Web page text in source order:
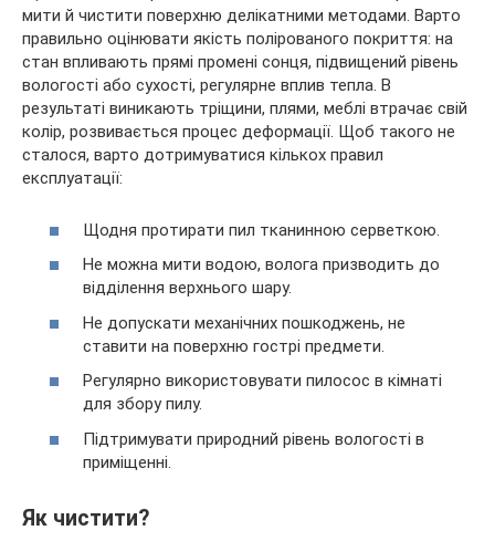
мити й чистити поверхню делікатними методами. Варто
правильно оцінювати якість полірованого покриття: на
стан впливають прямі промені сонця, підвищений рівень
вологості або сухості, регулярне вплив тепла. В
результаті виникають тріщини, плями, меблі втрачає свій
колір, розвивається процес деформації. Щоб такого не
сталося, варто дотримуватися кількох правил
експлуатації:
Щодня протирати пил тканинною серветкою.
Не можна мити водою, волога призводить до
відділення верхнього шару.
Не допускати механічних пошкоджень, не
ставити на поверхню гострі предмети.
Регулярно використовувати пилосос в кімнаті
для збору пилу.
Підтримувати природний рівень вологості в
приміщенні.
Як чистити?